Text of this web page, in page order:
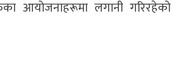
आयोजनाहरूमा लगानी गरिरहेको